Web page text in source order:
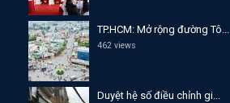
TP.HCM: Mở rộng đường Tô...
462 views
Duyệt hệ số điều chỉnh gi...